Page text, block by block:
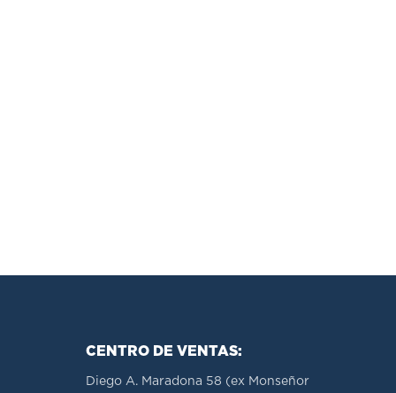
CENTRO DE VENTAS:
Diego A. Maradona 58 (ex Monseñor